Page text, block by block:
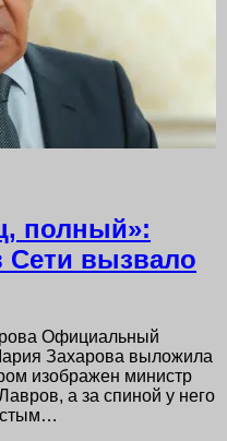
полный»:
Сети вызвало
Официальный
Захарова выложила
изображен министр
а за спиной у него